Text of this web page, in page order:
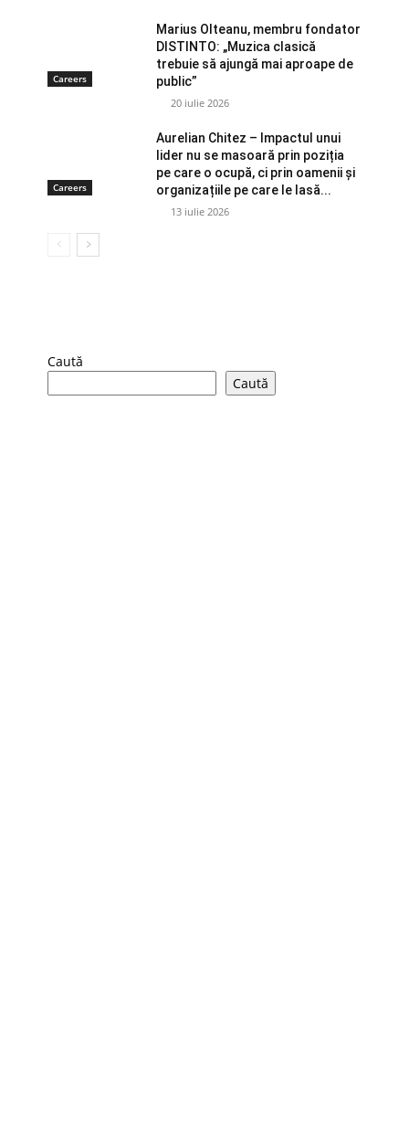
Careers
Marius Olteanu, membru fondator
DISTINTO: „Muzica clasică
trebuie să ajungă mai aproape de
public”
20 iulie 2026
Careers
Aurelian Chitez – Impactul unui
lider nu se masoară prin poziția
pe care o ocupă, ci prin oamenii și
organizațiile pe care le lasă...
13 iulie 2026
Caută
Caută